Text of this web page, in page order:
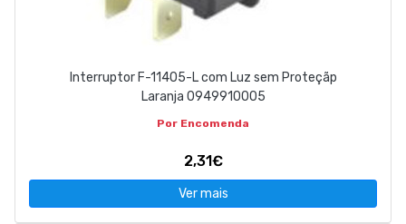
Interruptor F-11405-L com Luz sem Proteçãp
Laranja 0949910005
Por Encomenda
2,31€
Ver mais